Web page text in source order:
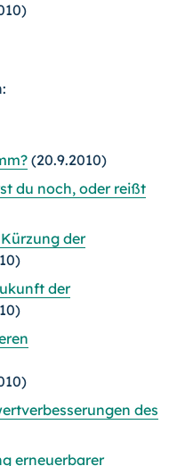
(20.9.2010)
du noch, oder reißt
der
der
des
erneuerbarer